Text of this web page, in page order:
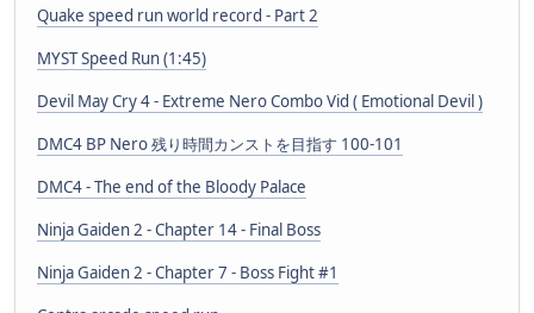
Quake speed run world record - Part 2
MYST Speed Run (1:45)
Devil May Cry 4 - Extreme Nero Combo Vid ( Emotional Devil )
DMC4 BP Nero 残り時間カンストを目指す 100-101
DMC4 - The end of the Bloody Palace
Ninja Gaiden 2 - Chapter 14 - Final Boss
Ninja Gaiden 2 - Chapter 7 - Boss Fight #1